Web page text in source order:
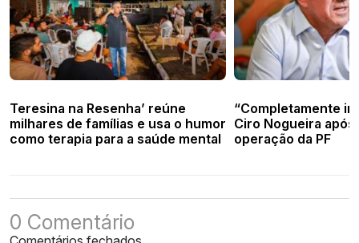
Teresina na Resenha’ reúne
milhares de famílias e usa o humor
como terapia para a saúde mental
“Completamente
Ciro Nogueira
operação da PF
0 Comentário